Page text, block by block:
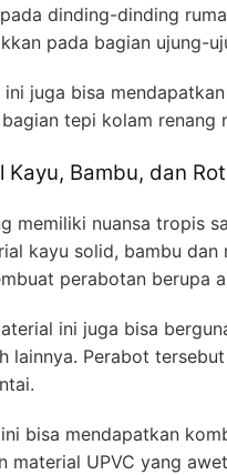
dinding-dinding
pada bagian ujung-
juga bisa
tepi kolam renang
Bambu, dan
memiliki nuansa tropis
kayu solid, bambu dan
perabotan berupa
ini juga bisa
lainnya. Perabot
bisa mendapatkan
material UPVC yang